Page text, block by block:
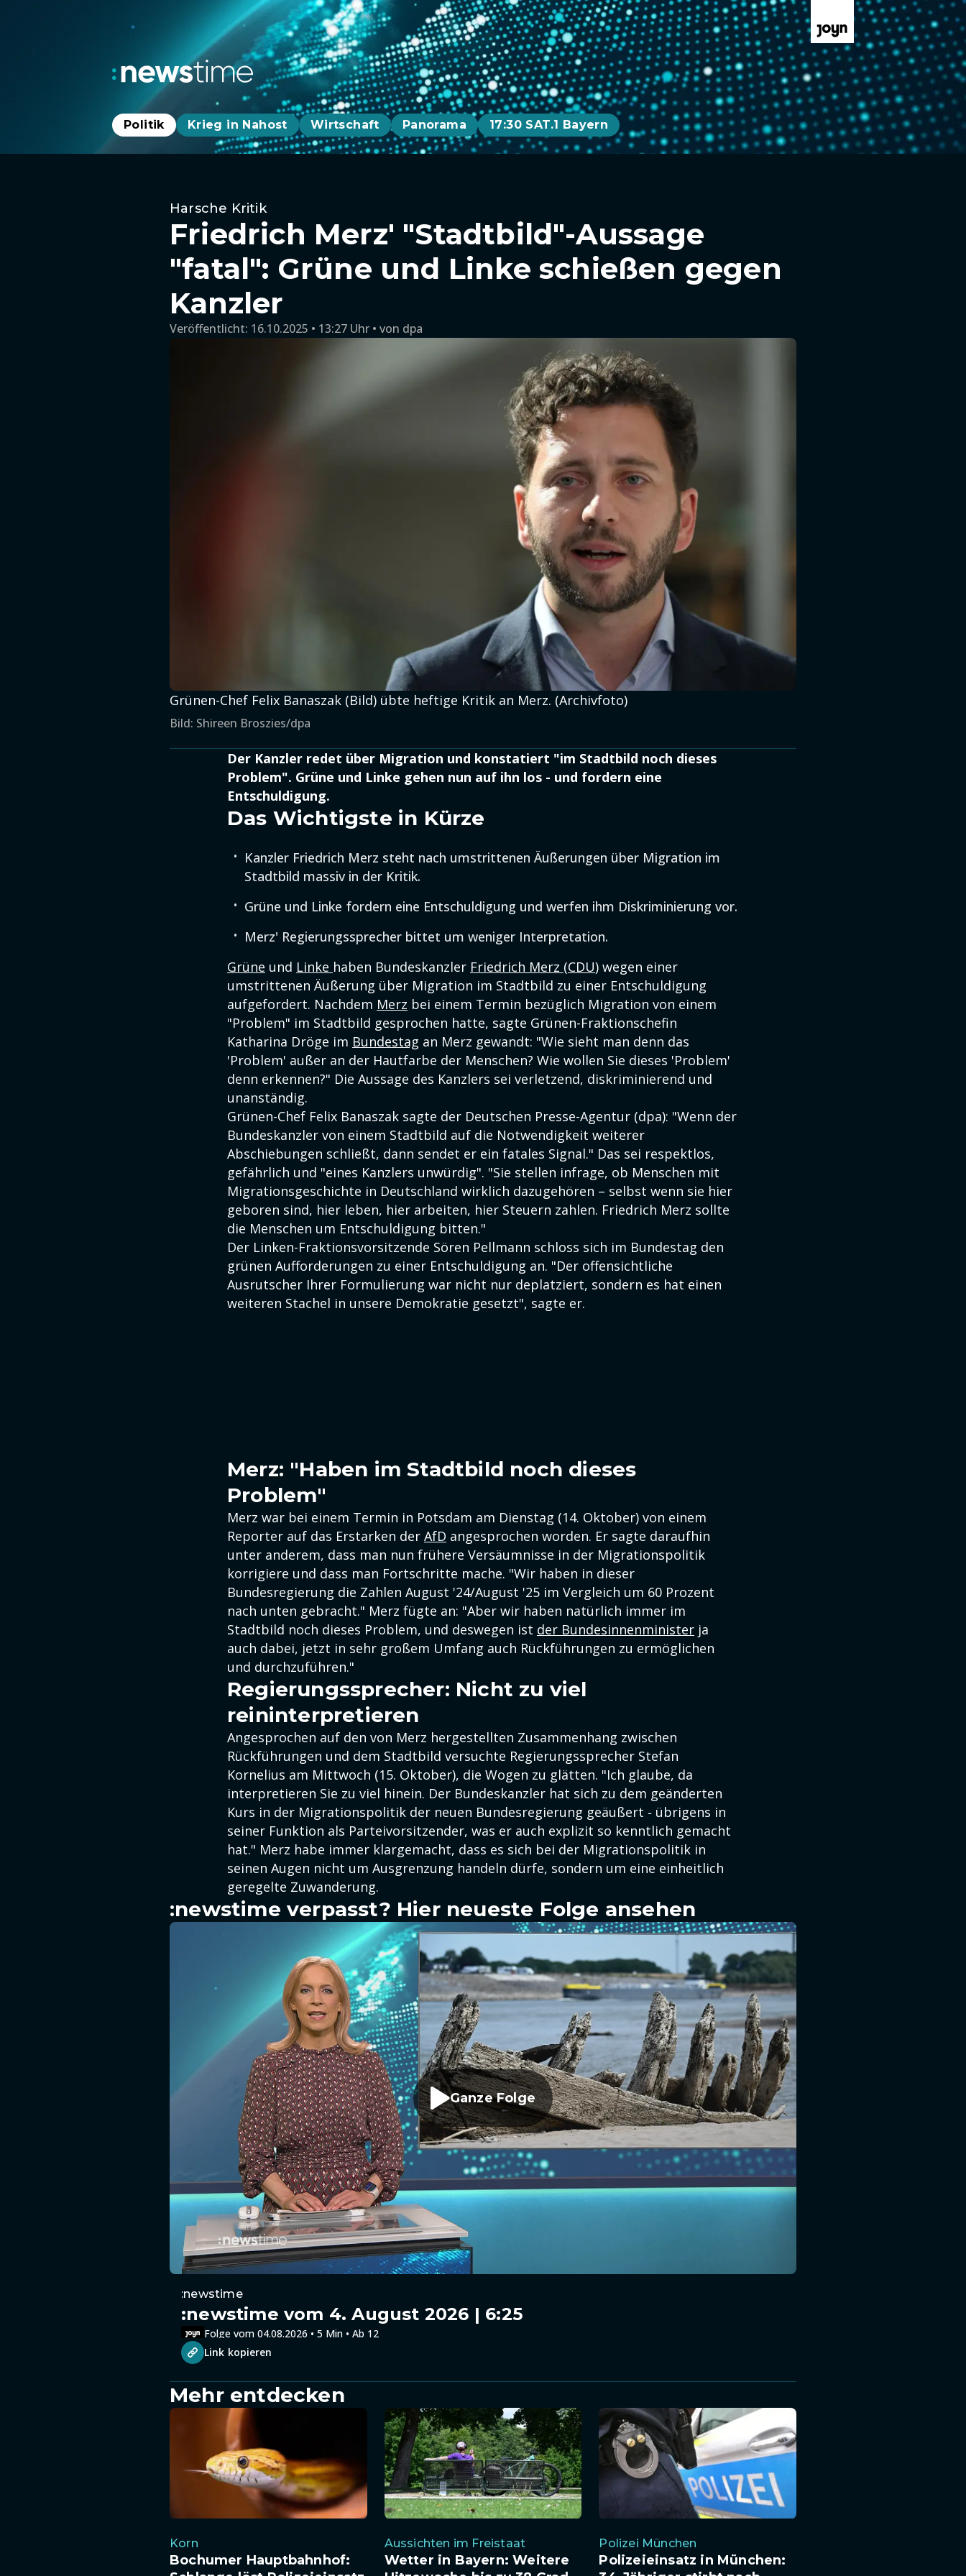
Politik Krieg in Nahost Wirtschaft Panorama 17:30 SAT.1 Bayern
Harsche Kritik
Friedrich Merz' "Stadtbild"-Aussage
"fatal": Grüne und Linke schießen gegen
Kanzler
Veröffentlicht: 16.10.2025 • 13:27 Uhr von dpa
Grünen-Chef Felix Banaszak (Bild) übte heftige Kritik an Merz. (Archivfoto)
Bild: Shireen Broszies/dpa
Der Kanzler redet über Migration und konstatiert "im Stadtbild noch dieses
Problem". Grüne und Linke gehen nun auf ihn los - und fordern eine
Entschuldigung.
Das Wichtigste in Kürze
Kanzler Friedrich Merz steht nach umstrittenen Äußerungen über Migration im
Stadtbild massiv in der Kritik.
Grüne und Linke fordern eine Entschuldigung und werfen ihm Diskriminierung vor.
Merz' Regierungssprecher bittet um weniger Interpretation.
Grüne und Linke haben Bundeskanzler Friedrich Merz (CDU) wegen einer
umstrittenen Äußerung über Migration im Stadtbild zu einer Entschuldigung
aufgefordert. Nachdem Merz bei einem Termin bezüglich Migration von einem
"Problem" im Stadtbild gesprochen hatte, sagte Grünen-Fraktionschefin
Katharina Dröge im Bundestag an Merz gewandt: "Wie sieht man denn das
'Problem' außer an der Hautfarbe der Menschen? Wie wollen Sie dieses 'Problem'
denn erkennen?" Die Aussage des Kanzlers sei verletzend, diskriminierend und
unanständig.
Grünen-Chef Felix Banaszak sagte der Deutschen Presse-Agentur (dpa): "Wenn der
Bundeskanzler von einem Stadtbild auf die Notwendigkeit weiterer
Abschiebungen schließt, dann sendet er ein fatales Signal." Das sei respektlos,
gefährlich und "eines Kanzlers unwürdig". "Sie stellen infrage, ob Menschen mit
Migrationsgeschichte in Deutschland wirklich dazugehören – selbst wenn sie hier
geboren sind, hier leben, hier arbeiten, hier Steuern zahlen. Friedrich Merz sollte
die Menschen um Entschuldigung bitten."
Der Linken-Fraktionsvorsitzende Sören Pellmann schloss sich im Bundestag den
grünen Aufforderungen zu einer Entschuldigung an. "Der offensichtliche
Ausrutscher Ihrer Formulierung war nicht nur deplatziert, sondern es hat einen
weiteren Stachel in unsere Demokratie gesetzt", sagte er.
Merz: "Haben im Stadtbild noch dieses
Problem"
Merz war bei einem Termin in Potsdam am Dienstag (14. Oktober) von einem
Reporter auf das Erstarken der AfD angesprochen worden. Er sagte daraufhin
unter anderem, dass man nun frühere Versäumnisse in der Migrationspolitik
korrigiere und dass man Fortschritte mache. "Wir haben in dieser
Bundesregierung die Zahlen August '24/August '25 im Vergleich um 60 Prozent
nach unten gebracht." Merz fügte an: "Aber wir haben natürlich immer im
Stadtbild noch dieses Problem, und deswegen ist der Bundesinnenminister ja
auch dabei, jetzt in sehr großem Umfang auch Rückführungen zu ermöglichen
und durchzuführen."
Regierungssprecher: Nicht zu viel
reininterpretieren
Angesprochen auf den von Merz hergestellten Zusammenhang zwischen
Rückführungen und dem Stadtbild versuchte Regierungssprecher Stefan
Kornelius am Mittwoch (15. Oktober), die Wogen zu glätten. "Ich glaube, da
interpretieren Sie zu viel hinein. Der Bundeskanzler hat sich zu dem geänderten
Kurs in der Migrationspolitik der neuen Bundesregierung geäußert ‑ übrigens in
seiner Funktion als Parteivorsitzender, was er auch explizit so kenntlich gemacht
hat." Merz habe immer klargemacht, dass es sich bei der Migrationspolitik in
seinen Augen nicht um Ausgrenzung handeln dürfe, sondern um eine einheitlich
geregelte Zuwanderung.
:newstime verpasst? Hier neueste Folge ansehen
Ganze Folge
:newstime
:newstime vom 4. August 2026 | 6:25
Folge vom 04.08.2026 • 5 Min • Ab 12
Link kopieren
Mehr entdecken
Korn
Bochumer Hauptbahnhof:
Aussichten im Freistaat
Wetter in Bayern: Weitere
Polizei München
Polizeieinsatz in München: